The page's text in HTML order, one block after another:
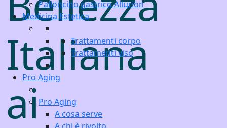
Palloncino gastrico Allurion
Medicina Estetica
Trattamenti corpo
Trattamenti viso
Pro Aging
Pro Aging
A cosa serve
Italiana
ai